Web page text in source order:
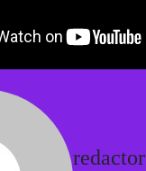
redactor